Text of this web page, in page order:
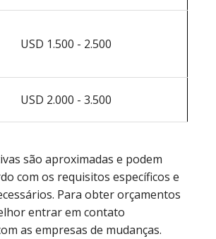
USD 1.500 - 2.500
USD 2.000 - 3.500
são aproximadas e podem
com os requisitos específicos e
Para obter orçamentos
entrar em contato
as empresas de mudanças.